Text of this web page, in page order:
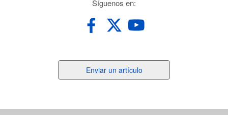
Síguenos en:
un
Enviar un artículo